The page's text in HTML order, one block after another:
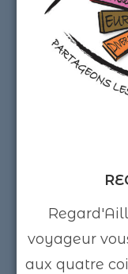
voyageur
aux quatre